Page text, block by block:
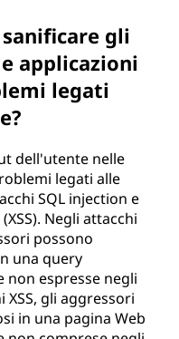
gli
applicazioni
legati
dell'utente nelle
legati alle
SQL injection e
Negli attacchi
possono
una query
espresse negli
gli aggressori
in una pagina Web